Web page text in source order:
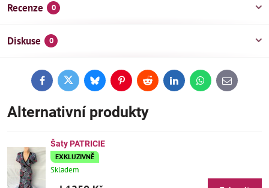
Recenze 0
Diskuse 0
FacebookTwitterBlueskyPinterestReddit LinkedInWhatsApp
E-
mail
Alternativní produkty
Šaty PATRICIE
EXKLUZIVNĚ
Skladem